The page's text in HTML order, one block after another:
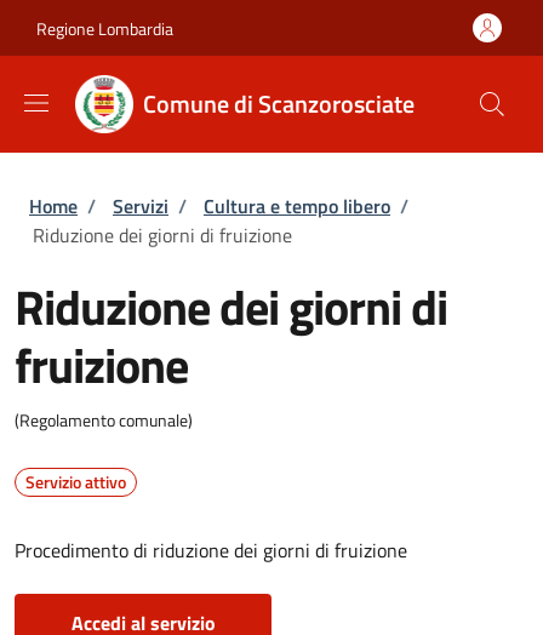
Regione Lombardia
Comune di Scanzorosciate
Briciole di pane
Home / Servizi / Cultura e tempo libero /
Riduzione dei giorni di fruizione
Riduzione dei giorni di
fruizione
(Regolamento comunale)
Servizio attivo
Procedimento di riduzione dei giorni di fruizione
Accedi al servizio